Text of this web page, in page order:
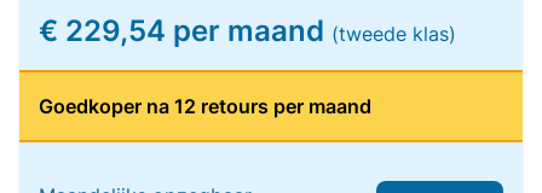
€ 229,54 per maand (tweede klas)
Goedkoper na 12 retours per maand